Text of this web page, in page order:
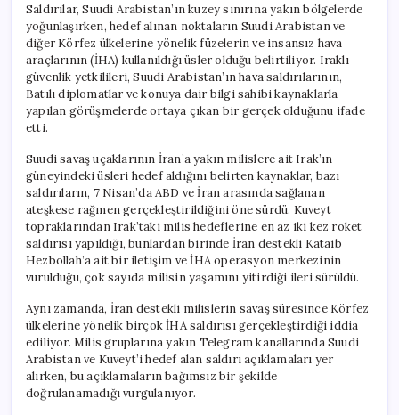
Saldırılar, Suudi Arabistan’ın kuzey sınırına yakın bölgelerde
yoğunlaşırken, hedef alınan noktaların Suudi Arabistan ve
diğer Körfez ülkelerine yönelik füzelerin ve insansız hava
araçlarının (İHA) kullanıldığı üsler olduğu belirtiliyor. Iraklı
güvenlik yetkilileri, Suudi Arabistan’ın hava saldırılarının,
Batılı diplomatlar ve konuya dair bilgi sahibi kaynaklarla
yapılan görüşmelerde ortaya çıkan bir gerçek olduğunu ifade
etti.
Suudi savaş uçaklarının İran’a yakın milislere ait Irak’ın
güneyindeki üsleri hedef aldığını belirten kaynaklar, bazı
saldırıların, 7 Nisan’da ABD ve İran arasında sağlanan
ateşkese rağmen gerçekleştirildiğini öne sürdü. Kuveyt
topraklarından Irak’taki milis hedeflerine en az iki kez roket
saldırısı yapıldığı, bunlardan birinde İran destekli Kataib
Hezbollah’a ait bir iletişim ve İHA operasyon merkezinin
vurulduğu, çok sayıda milisin yaşamını yitirdiği ileri sürüldü.
Aynı zamanda, İran destekli milislerin savaş süresince Körfez
ülkelerine yönelik birçok İHA saldırısı gerçekleştirdiği iddia
ediliyor. Milis gruplarına yakın Telegram kanallarında Suudi
Arabistan ve Kuveyt’i hedef alan saldırı açıklamaları yer
alırken, bu açıklamaların bağımsız bir şekilde
doğrulanamadığı vurgulanıyor.